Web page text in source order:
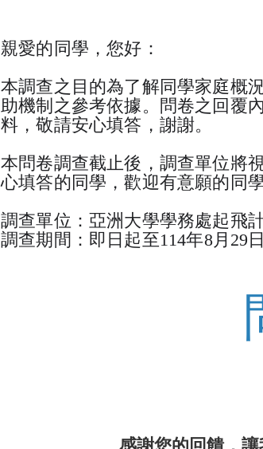
親愛的同學，您好：
本調查之目的為了解同學家庭概
助機制之參考依據。問卷之回覆
料，敬請安心填答，謝謝。
本問卷調查截止後，調查單位將
心填答的同學，歡迎有意願的同
調查單位：亞洲大學學務處起飛
調查期間：即日起至114年8月29